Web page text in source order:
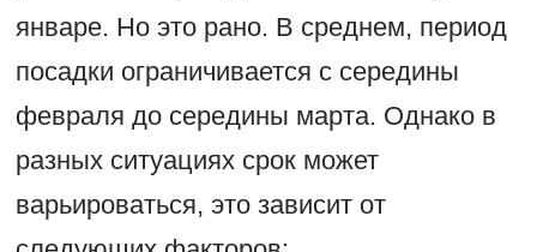
январе. Но это рано. В среднем, период
посадки ограничивается с середины
февраля до середины марта. Однако в
разных ситуациях срок может
варьироваться, это зависит от